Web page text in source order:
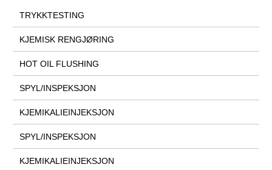
TRYKKTESTING
KJEMISK RENGJØRING
HOT OIL FLUSHING
SPYL/INSPEKSJON
KJEMIKALIEINJEKSJON
SPYL/INSPEKSJON
KJEMIKALIEINJEKSJON